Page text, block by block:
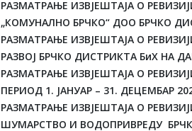
РАЗМАТРАЊЕ ИЗВЈЕШТАЈА О
„КОМУНАЛНО БРЧКО“ ДОО БРЧКО
РАЗМАТРАЊЕ ИЗВЈЕШТАЈА О
РАЗВОЈ БРЧКО ДИСТРИКТА БиХ НА
РАЗМАТРАЊЕ ИЗВЈЕШТАЈА О
ПЕРИОД 1. ЈАНУАР – 31. ДЕЦЕМБАР
РАЗМАТРАЊЕ ИЗВЈЕШТАЈА О
ШУМАРСТВО И ВОДОПРИВРЕДУ